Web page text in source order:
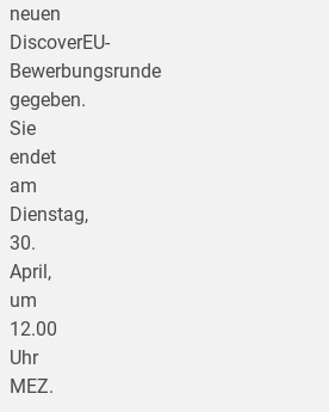
neuen
DiscoverEU-
Bewerbungsrunde
gegeben.
Sie
endet
am
Dienstag,
30.
April,
um
12.00
Uhr
MEZ.